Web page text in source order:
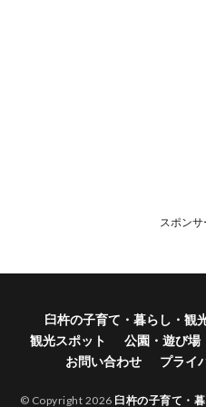
スポンサ
臼杵の子育て・暮らし・観
観光スポット
公園・遊び場
お問い合わせ
プライ
© Copyright 2026 臼杵の子育て・